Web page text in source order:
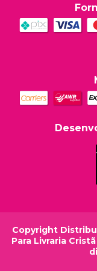
Copyright
Para Livraria